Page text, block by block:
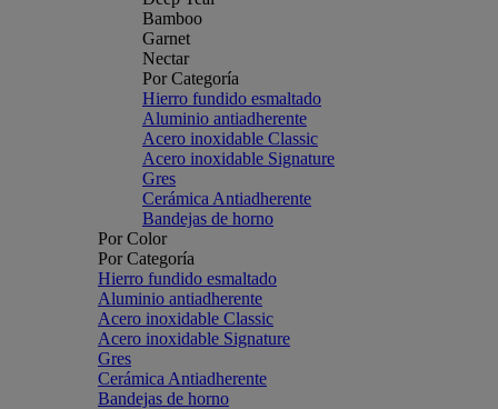
Bamboo
Garnet
Nectar
Por Categoría
Hierro fundido esmaltado
Aluminio antiadherente
Acero inoxidable Classic
Acero inoxidable Signature
Gres
Cerámica Antiadherente
Bandejas de horno
Por Color
Por Categoría
Hierro fundido esmaltado
Aluminio antiadherente
Acero inoxidable Classic
Acero inoxidable Signature
Gres
Cerámica Antiadherente
Bandejas de horno